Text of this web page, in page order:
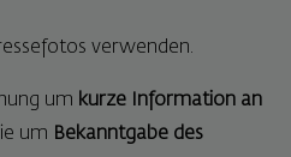
verwenden.
um kurze Information an
um Bekanntgabe des